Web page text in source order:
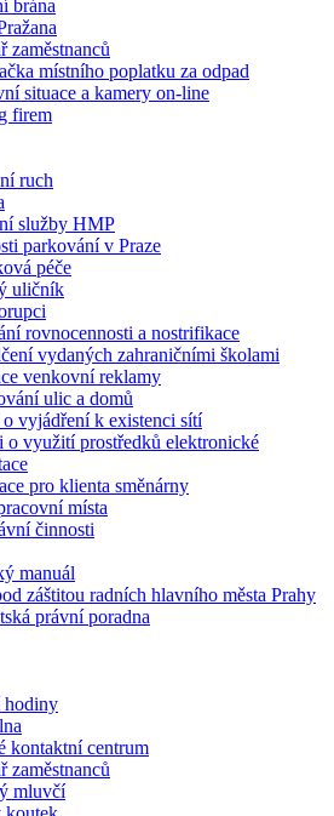
brána
zaměstnanců
místního poplatku za odpad
situace a kamery on-line
firem
ruch
služby HMP
parkování v Praze
péče
uličník
rovnocennosti a nostrifikace
vydaných zahraničními školami
venkovní reklamy
ulic a domů
o vyjádření k existenci sítí
o využití prostředků elektronické
pro klienta směnárny
místa
činnosti
manuál
záštitou radních hlavního města Prahy
právní poradna
hodiny
kontaktní centrum
zaměstnanců
mluvčí